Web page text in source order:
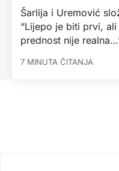
Šarlija i Uremović
“Lijepo je biti prvi,
prednost nije
7 MINUTA ČITANJA